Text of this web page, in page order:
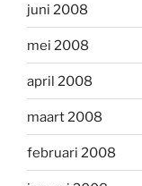
juni 2008
mei 2008
april 2008
maart 2008
februari 2008